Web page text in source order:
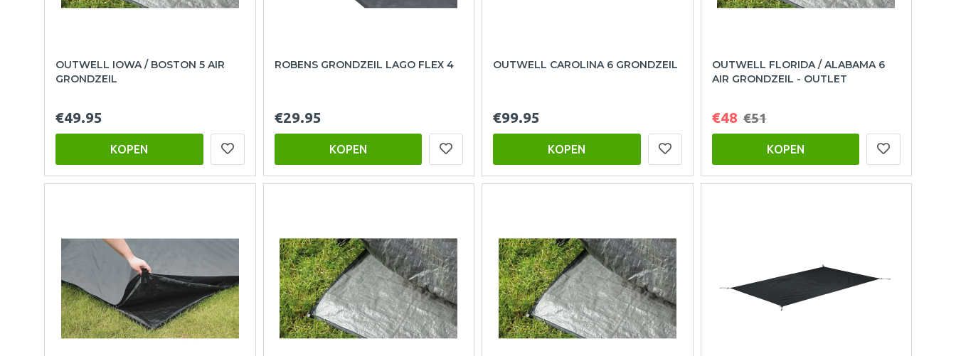
OUTWELL IOWA / BOSTON 5 AIR
GRONDZEIL
€49.95
KOPEN
ROBENS GRONDZEIL LAGO FLEX 4
€29.95
KOPEN
OUTWELL CAROLINA 6 GRONDZEIL
€99.95
KOPEN
OUTWELL FLORIDA / ALABAMA 6
AIR GRONDZEIL - OUTLET
€48 €51
KOPEN